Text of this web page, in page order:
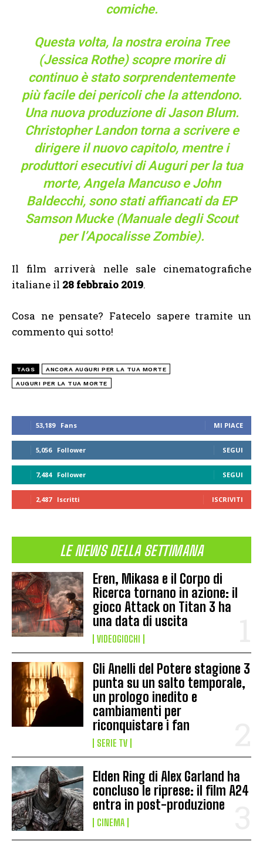
53,189 Fans MI PIACE
5,056 Follower SEGUI
7,484 Follower SEGUI
2,487 Iscritti ISCRIVITI
LE NEWS DELLA SETTIMANA
Eren, Mikasa e il Corpo di
Ricerca tornano in azione: il
gioco Attack on Titan 3 ha
una data di uscita
VIDEOGIOCHI
Gli Anelli del Potere stagione 3
punta su un salto temporale,
un prologo inedito e
cambiamenti per
riconquistare i fan
SERIE TV
Elden Ring di Alex Garland ha
concluso le riprese: il film A24
entra in post-produzione
CINEMA
comiche.
Questa volta, la nostra eroina Tree
(Jessica Rothe) scopre morire di
continuo è stato sorprendentemente
più facile dei pericoli che la attendono.
Una nuova produzione di Jason Blum.
Christopher Landon torna a scrivere e
dirigere il nuovo capitolo, mentre i
produttori esecutivi di Auguri per la tua
morte, Angela Mancuso e John
Baldecchi, sono stati affiancati da EP
Samson Mucke (Manuale degli Scout
per l’Apocalisse Zombie).
Il film arriverà nelle sale cinematografiche
italiane il 28 febbraio 2019.
Cosa ne pensate? Fatecelo sapere tramite un
commento qui sotto!
TAGS ANCORA AUGURI PER LA TUA MORTE
AUGURI PER LA TUA MORTE